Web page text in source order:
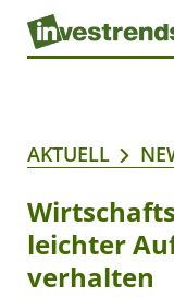
AKTUELL
leichter
verhalten